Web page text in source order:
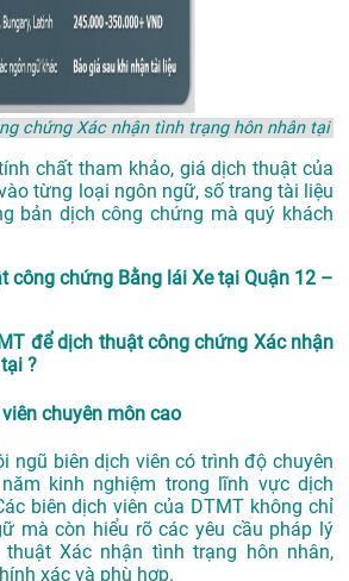
chứng Xác nhận tình trạng hôn nhân tại
chất tham khảo, giá dịch thuật của
từng loại ngôn ngữ, số trang tài liệu
bản dịch công chứng mà quý khách
công chứng Bằng lái Xe tại Quận 12 –
để dịch thuật công chứng Xác nhận
?
chuyên môn cao
ngũ biên dịch viên có trình độ chuyên
kinh nghiệm trong lĩnh vực dịch
biên dịch viên của DTMT không chỉ
mà còn hiểu rõ các yêu cầu pháp lý
Xác nhận tình trạng hôn nhân,
xác và phù hợp.